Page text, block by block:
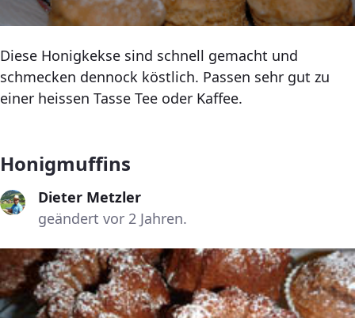
Diese Honigkekse sind schnell gemacht und
schmecken dennock köstlich. Passen sehr gut zu
einer heissen Tasse Tee oder Kaffee.
Honigmuffins
Dieter Metzler
geändert vor 2 Jahren.